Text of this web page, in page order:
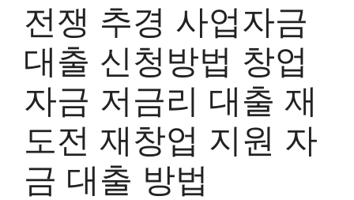
전쟁 추경 사업자금
대출 신청방법 창업
자금 저금리 대출 재
도전 재창업 지원 자
금 대출 방법